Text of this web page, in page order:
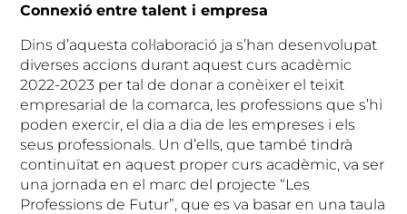
Connexió entre talent i empresa
Dins d’aquesta col·laboració ja s’han desenvolupat
diverses accions durant aquest curs acadèmic
2022-2023 per tal de donar a conèixer el teixit
empresarial de la comarca, les professions que s’hi
poden exercir, el dia a dia de les empreses i els
seus professionals. Un d’ells, que també tindrà
continuïtat en aquest proper curs acadèmic, va ser
una jornada en el marc del projecte “Les
Professions de Futur”, que es va basar en una taula